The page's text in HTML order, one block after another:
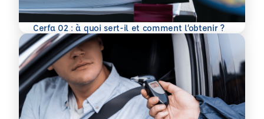
Cerfa 02 : à quoi sert-il et comment l’obtenir ?
En savoir plus